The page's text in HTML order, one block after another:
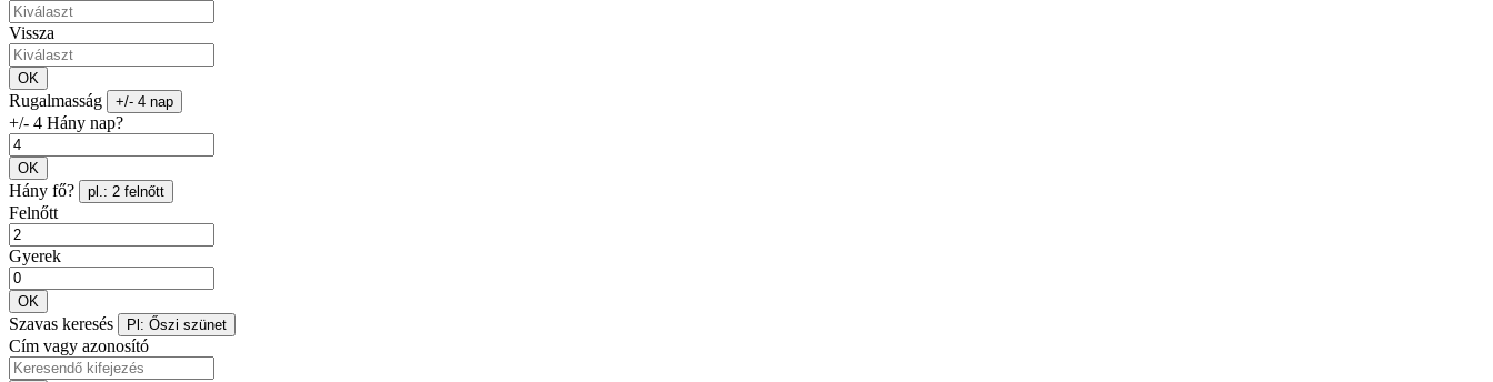
Vissza
OK
Rugalmasság +/- 4 nap
+/- 4 Hány nap?
OK
Hány fő? pl.: 2 felnőtt
Felnőtt
Gyerek
OK
Szavas keresés Pl: Őszi szünet
Cím vagy azonosító